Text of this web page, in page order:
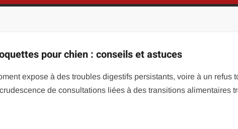
pour chien : conseils et astuces
expose à des troubles digestifs persistants, voire à un refus
de consultations liées à des transitions alimentaires